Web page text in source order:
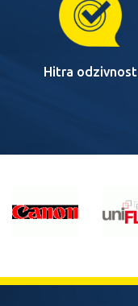
Hitra odzivnost